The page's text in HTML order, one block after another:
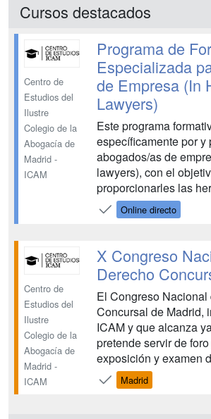
Cursos destacados
Centro de
Estudios del
Ilustre
Colegio de la
Abogacía de
Madrid -
ICAM
Programa de
Especializada
de Empresa (In
Lawyers)
Este programa
específicamente por y
abogados/as de
lawyers), con el
proporcionarles las
conocimientos
gestionar de manera
legales y
compañías. El curso
clave como el análisis
Online directo
Centro de
Estudios del
Ilustre
Colegio de la
Abogacía de
Madrid -
ICAM
X Congreso
Derecho
El Congreso Nacional
Concursal de Madrid,
ICAM y que alcanza
pretende servir de
exposición y examen
presentes y acuciantes
dificultades que la
Madrid